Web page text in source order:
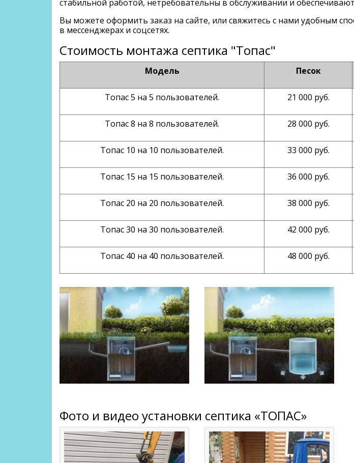
стабильной работой, нетребовательны в обслуживании и
Вы можете оформить заказ на сайте, или свяжитесь с нами удобным
в мессенджерах и соцсетях.
Стоимость монтажа септика "Топас"
Модель Песок
Топас 5 на 5 пользователей. 21 000 руб.
Топас 8 на 8 пользователей. 28 000 руб.
Топас 10 на 10 пользователей. 33 000 руб.
Топас 15 на 15 пользователей. 36 000 руб.
Топас 20 на 20 пользователей. 38 000 руб.
Топас 30 на 30 пользователей. 42 000 руб.
Топас 40 на 40 пользователей. 48 000 руб.
Фото и видео установки септика «ТОПАС»